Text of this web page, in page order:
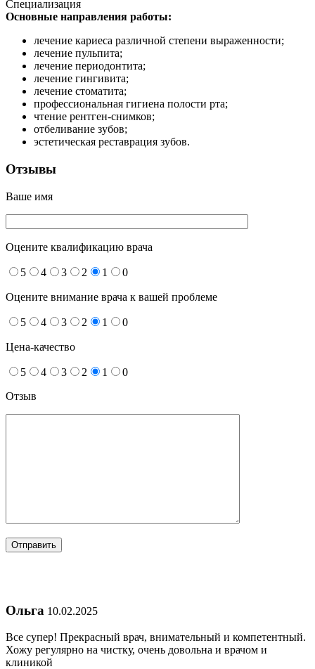
Специализация
Основные направления работы:
лечение кариеса различной степени выраженности;
лечение пульпита;
лечение периодонтита;
лечение гингивита;
лечение стоматита;
профессиональная гигиена полости рта;
чтение рентген-снимков;
отбеливание зубов;
эстетическая реставрация зубов.
Отзывы
Ваше имя
Оцените квалификацию врача
5 4 3 2 1 0
Оцените внимание врача к вашей проблеме
5 4 3 2 1 0
Цена-качество
5 4 3 2 1
0
Отзыв
Ольга 10.02.2025
Все супер! Прекрасный врач, внимательный и компетентный.
Хожу регулярно на чистку, очень довольна и врачом и
клиникой